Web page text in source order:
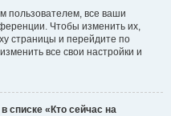
пользователем, все ваши
Чтобы изменить их,
страницы и перейдите по
все свои настройки и
списке «Кто сейчас на